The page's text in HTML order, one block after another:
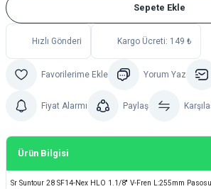
Sepete Ekle
Hızlı Gönderi Kargo Ücreti: 149 ₺
Yorum Yaz
Fiyat Alarmı Paylaş
Ürün Bilgisi
Sr Suntour 28 SF14-Nex HLO 1.1/8'' V-Fren L:255mm